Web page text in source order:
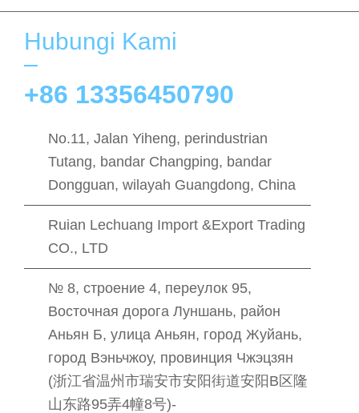
Hubungi Kami
+86 13356450790
No.11, Jalan Yiheng, perindustrian
Tutang, bandar Changping, bandar
Dongguan, wilayah Guangdong, China
Ruian Lechuang Import &Export Trading
CO., LTD
№ 8, строение 4, переулок 95,
Восточная дорога Луншань, район
Аньян Б, улица Аньян, город Жуйань,
город Вэньчжоу, провинция Чжэцзян
(浙江省温州市瑞安市安阳街道安阳B区隆
山东路95弄4幢8号)-